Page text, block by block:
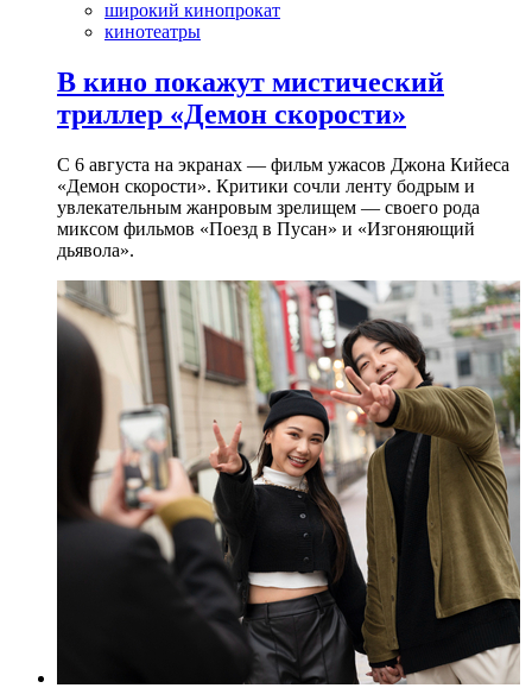
широкий кинопрокат
кинотеатры
В кино покажут мистический
триллер «Демон скорости»
С 6 августа на экранах — фильм ужасов Джона Кийеса
«Демон скорости». Критики сочли ленту бодрым и
увлекательным жанровым зрелищeм — своего рода
миксом фильмов «Поезд в Пусан» и «Изгоняющий
дьявола».